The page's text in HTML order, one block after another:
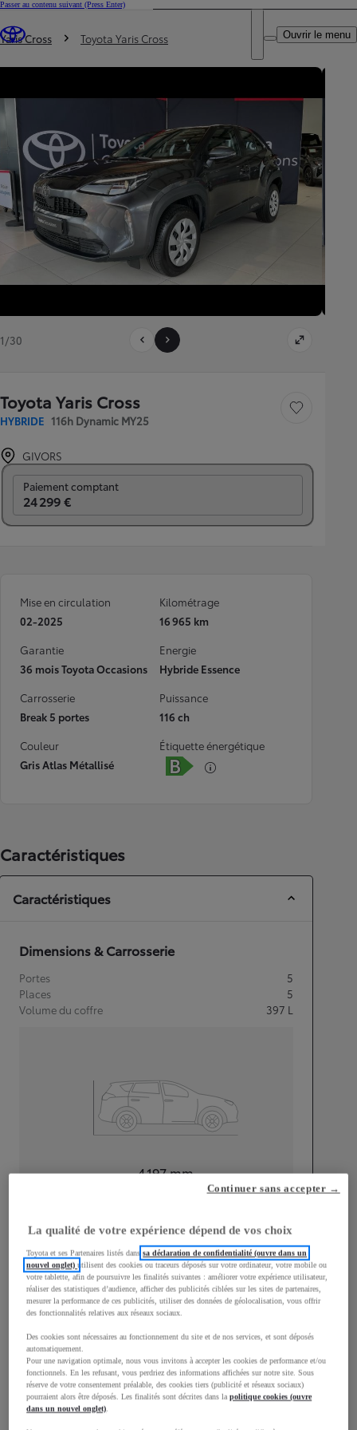
Passer au contenu suivant (Press Enter)
Trouvez un partenaire Toyota
DEALER NAME
Ouvrir le menu
Vous êtes ici
Yaris Cross Toyota Yaris Cross
1/30
Toyota Yaris Cross
HYBRIDE 116h Dynamic MY25
Sauvegarder le
GIVORS
Paiement comptant
24 299 €
Mise en circulation
02-2025
Kilométrage
16 965 km
Garantie
36 mois Toyota Occasions
Energie
Hybride Essence
Carrosserie
Break 5 portes
Puissance
116 ch
Couleur
Gris Atlas Métallisé
Étiquette énergétique
Caractéristiques
Caractéristiques
Dimensions & Carrosserie
Portes
5
Places
5
Volume du coffre
397 L
4 197mm
Largeur
1 765mm
Consommation mixte
Consommation mixte 4,5L/100 km
Émissions CO2
La qualité de votre expérience dépend de vos choix
Toyota et ses Partenaires listés danssa déclaration de confidentialité (ouvre dans un
nouvel onglet)utilisent des cookies ou traceurs déposés sur votre ordinateur, votre mobile ou
votre tablette, afin de poursuivre les finalités suivantes : améliorer votre expérience utilisateur,
réaliser des statistiques d’audience, afficher des publicités ciblées sur les sites de partenaires,
mesurer la performance de ces publicités, utiliser des données de géolocalisation, vous offrir
des fonctionnalités relatives aux réseaux sociaux.
Des cookies sont nécessaires au fonctionnement du site et de nos services, et sont déposés
automatiquement.
Pour une navigation optimale, nous vous invitons à accepter les cookies de performance et/ou
fonctionnels. En les refusant, vous perdriez des informations affichées sur notre site. Sous
réserve de votre consentement préalable, des cookies tiers (publicité et réseaux sociaux)
pourraient alors être déposés. Les finalités sont décrites dans lapolitique cookies (ouvre
dans un nouvel onglet).
Continuer sans accepter →